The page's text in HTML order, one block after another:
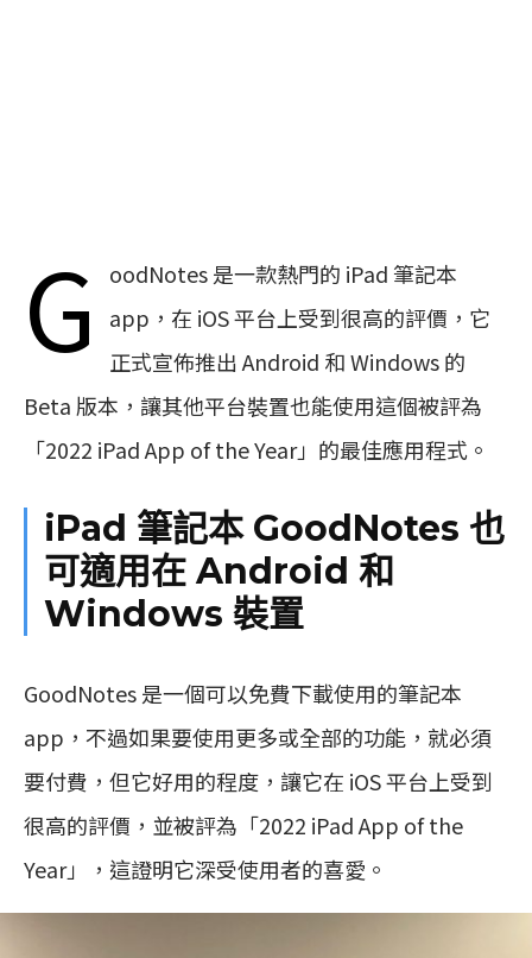
G
oodNotes 是一款熱門的 iPad 筆記本
app，在 iOS 平台上受到很高的評價，它
正式宣佈推出 Android 和 Windows 的
Beta 版本，讓其他平台裝置也能使用這個被評為
「2022 iPad App of the Year」的最佳應用程式。
iPad 筆記本 GoodNotes 也
可適用在 Android 和
Windows 裝置
GoodNotes 是一個可以免費下載使用的筆記本
app，不過如果要使用更多或全部的功能，就必須
要付費，但它好用的程度，讓它在 iOS 平台上受到
很高的評價，並被評為「2022 iPad App of the
Year」，這證明它深受使用者的喜愛。